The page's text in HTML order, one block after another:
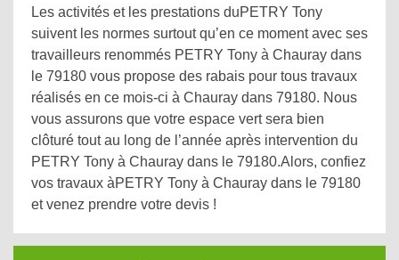
Les activités et les prestations duPETRY Tony
suivent les normes surtout qu’en ce moment avec ses
travailleurs renommés PETRY Tony à Chauray dans
le 79180 vous propose des rabais pour tous travaux
réalisés en ce mois-ci à Chauray dans 79180. Nous
vous assurons que votre espace vert sera bien
clôturé tout au long de l’année après intervention du
PETRY Tony à Chauray dans le 79180.Alors, confiez
vos travaux àPETRY Tony à Chauray dans le 79180
et venez prendre votre devis !